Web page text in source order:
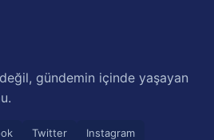
gündemin içinde yaşayan
Twitter
Instagram